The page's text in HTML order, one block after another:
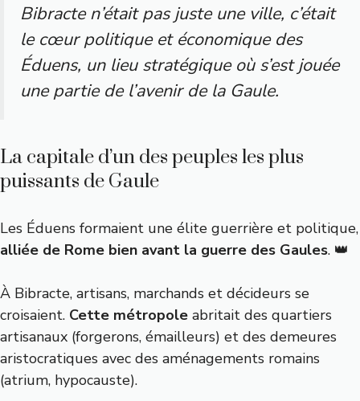
Bibracte n’était pas juste une ville, c’était
le cœur politique et économique des
Éduens, un lieu stratégique où s’est jouée
une partie de l’avenir de la Gaule.
La capitale d’un des peuples les plus
puissants de Gaule
Les Éduens formaient une élite guerrière et politique,
alliée de Rome bien avant la guerre des Gaules. 👑
À Bibracte, artisans, marchands et décideurs se
croisaient. Cette métropole abritait des quartiers
artisanaux (forgerons, émailleurs) et des demeures
aristocratiques avec des aménagements romains
(atrium, hypocauste).